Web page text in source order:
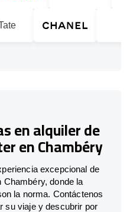
en alquiler de
en Chambéry
excepcional de
Chambéry, donde la
la norma. Contáctenos
su viaje y descubrir por